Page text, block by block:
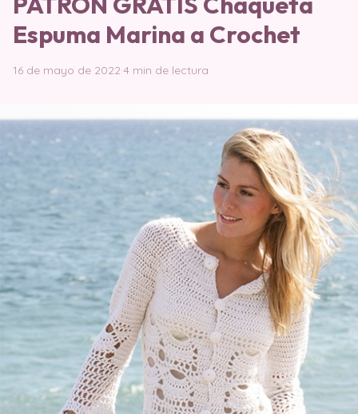
Espuma Marina a Crochet
16 de mayo de 2022·4 min de lectura